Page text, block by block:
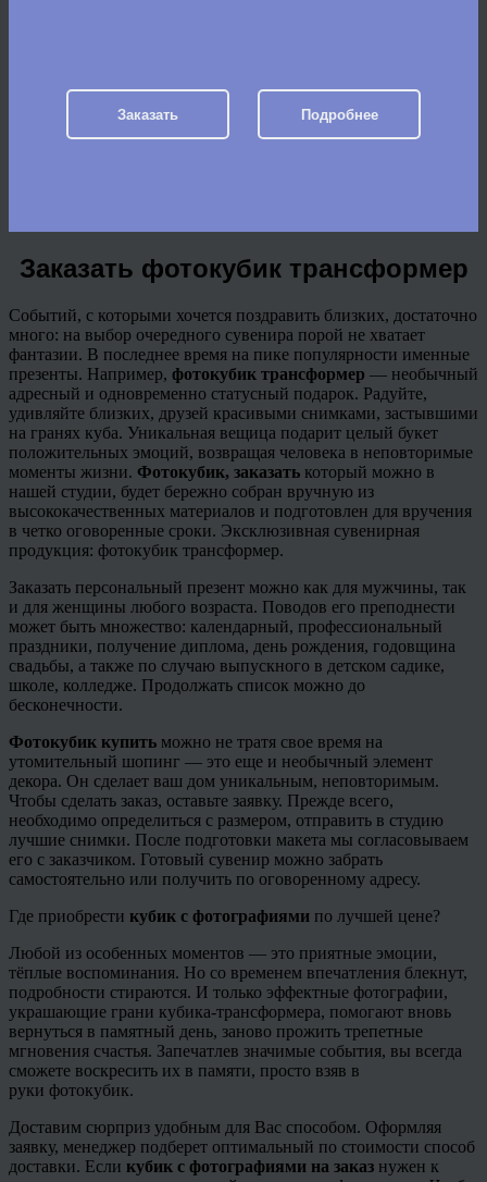
Заказать Подробнее
Заказать фотокубик трансформер
Событий, с которыми хочется поздравить близких, достаточно
много: на выбор очередного сувенира порой не хватает
фантазии. В последнее время на пике популярности именные
презенты. Например, фотокубик трансформер — необычный
адресный и одновременно статусный подарок. Радуйте,
удивляйте близких, друзей красивыми снимками, застывшими
на гранях куба. Уникальная вещица подарит целый букет
положительных эмоций, возвращая человека в неповторимые
моменты жизни. Фотокубик, заказать который можно в
нашей студии, будет бережно собран вручную из
высококачественных материалов и подготовлен для вручения
в четко оговоренные сроки. Эксклюзивная сувенирная
продукция: фотокубик трансформер.
Заказать персональный презент можно как для мужчины, так
и для женщины любого возраста. Поводов его преподнести
может быть множество: календарный, профессиональный
праздники, получение диплома, день рождения, годовщина
свадьбы, а также по случаю выпускного в детском садике,
школе, колледже. Продолжать список можно до
бесконечности.
Фотокубик купить можно не тратя свое время на
утомительный шопинг — это еще и необычный элемент
декора. Он сделает ваш дом уникальным, неповторимым.
Чтобы сделать заказ, оставьте заявку. Прежде всего,
необходимо определиться с размером, отправить в студию
лучшие снимки. После подготовки макета мы согласовываем
его с заказчиком. Готовый сувенир можно забрать
самостоятельно или получить по оговоренному адресу.
Где приобрести кубик с фотографиями по лучшей цене?
Любой из особенных моментов — это приятные эмоции,
тёплые воспоминания. Но со временем впечатления блекнут,
подробности стираются. И только эффектные фотографии,
украшающие грани кубика-трансформера, помогают вновь
вернуться в памятный день, заново прожить трепетные
мгновения счастья. Запечатлев значимые события, вы всегда
сможете воскресить их в памяти, просто взяв в
руки фотокубик.
Доставим сюрприз удобным для Вас способом. Оформляя
заявку, менеджер подберет оптимальный по стоимости способ
доставки. Если кубик с фотографиями на заказ нужен к